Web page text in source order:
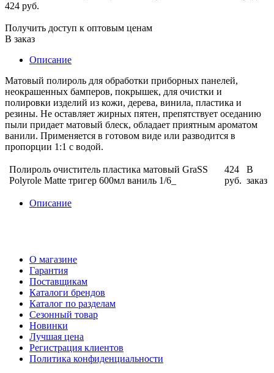
424 руб.
Получить доступ к оптовым ценам
В заказ
Описание
Матовый полироль для обработки приборных панелей,
неокрашенных бамперов, покрышек, для очистки и
полировки изделий из кожи, дерева, винила, пластика и
резины. Не оставляет жирных пятен, препятствует оседанию
пыли придает матовый блеск, обладает приятным ароматом
ванили. Применяется в готовом виде или разводится в
пропорции 1:1 с водой.
Полироль очиститель пластика матовый GraSS
Polyrole Matte тригер 600мл ваниль 1/6_
424
руб.
В
заказ
Описание
О магазине
Гарантия
Поставщикам
Каталоги брендов
Каталог по разделам
Сезонный товар
Новинки
Лучшая цена
Регистрация клиентов
Политика конфиденциальности